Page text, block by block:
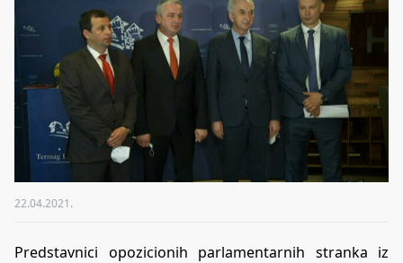
22.04.2021.
Predstavnici opozicionih parlamentarnih stranka iz